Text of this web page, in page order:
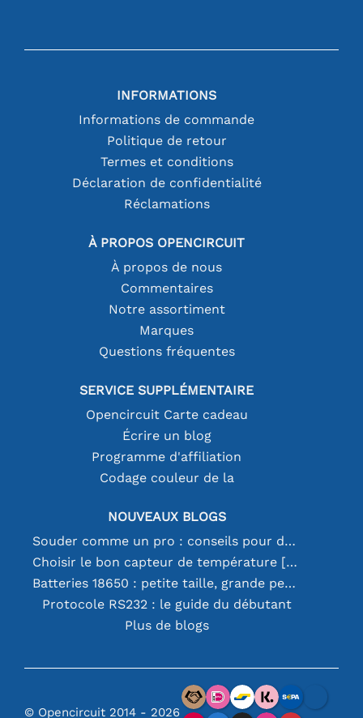
INFORMATIONS
Informations de commande
Politique de retour
Termes et conditions
Déclaration de confidentialité
Réclamations
À PROPOS OPENCIRCUIT
À propos de nous
Commentaires
Notre assortiment
Marques
Questions fréquentes
SERVICE SUPPLÉMENTAIRE
Opencircuit Carte cadeau
Écrire un blog
Programme d'affiliation
Codage couleur de la
NOUVEAUX BLOGS
Souder comme un pro : conseils pour des connexions électroniques parfaites
Choisir le bon capteur de température [youtube]
Batteries 18650 : petite taille, grande performance
Protocole RS232 : le guide du débutant
Plus de blogs
© Opencircuit 2014 - 2026